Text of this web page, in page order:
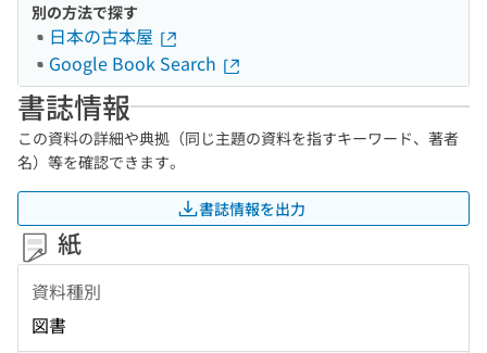
別の方法で探す
日本の古本屋
Google Book Search
書誌情報
この資料の詳細や典拠（同じ主題の資料を指すキーワード、著者
名）等を確認できます。
書誌情報を出力
紙
資料種別
図書